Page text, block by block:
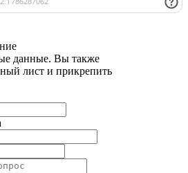
данные. Вы также
лист и прикрепить